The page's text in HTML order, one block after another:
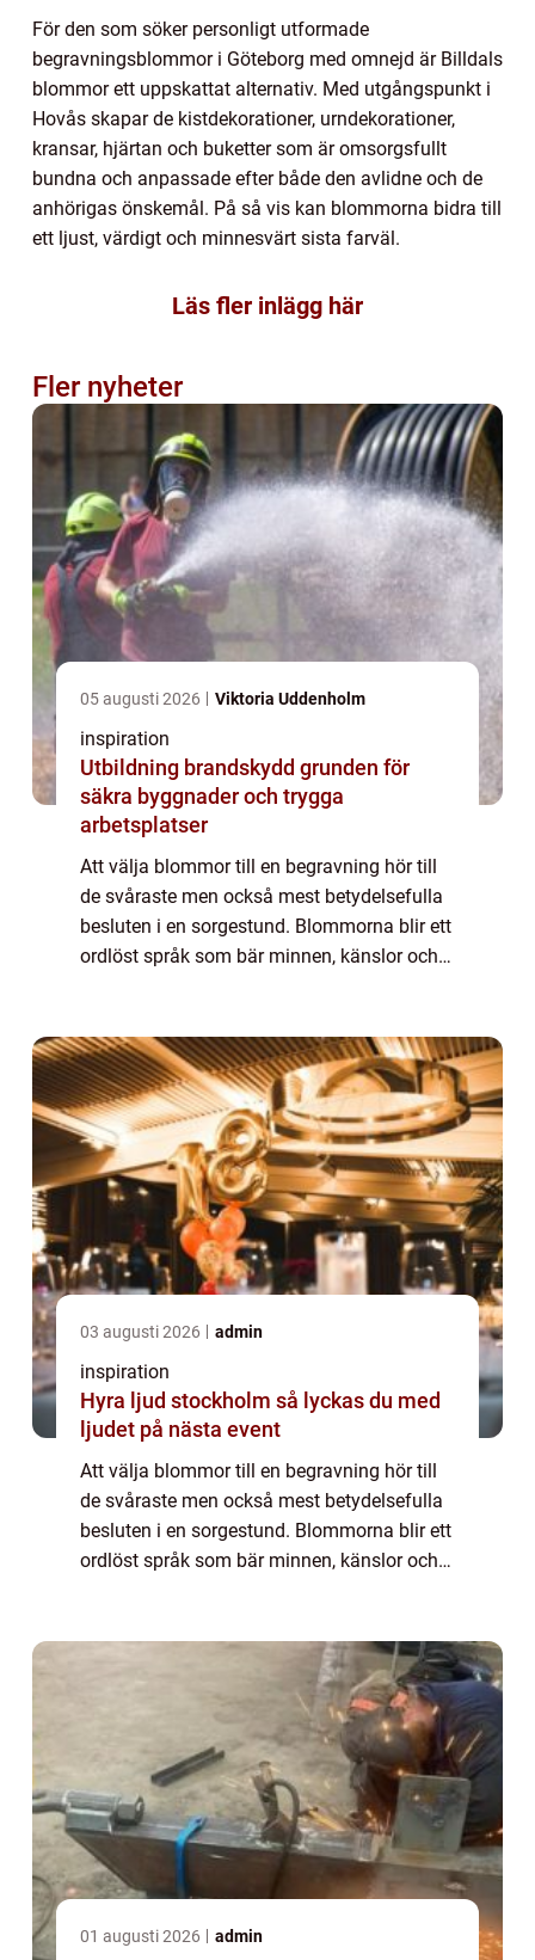
För den som söker personligt utformade
begravningsblommor i Göteborg med omnejd är Billdals
blommor ett uppskattat alternativ. Med utgångspunkt i
Hovås skapar de kistdekorationer, urndekorationer,
kransar, hjärtan och buketter som är omsorgsfullt
bundna och anpassade efter både den avlidne och de
anhörigas önskemål. På så vis kan blommorna bidra till
ett ljust, värdigt och minnesvärt sista farväl.
Läs fler inlägg här
Fler nyheter
05 augusti 2026 Viktoria Uddenholm
inspiration
Utbildning brandskydd grunden för
säkra byggnader och trygga
arbetsplatser
Att välja blommor till en begravning hör till
de svåraste men också mest betydelsefulla
besluten i en sorgestund. Blommorna blir ett
ordlöst språk som bär minnen, känslor och
03 augusti 2026 admin
inspiration
Hyra ljud stockholm så lyckas du med
ljudet på nästa event
Att välja blommor till en begravning hör till
de svåraste men också mest betydelsefulla
besluten i en sorgestund. Blommorna blir ett
ordlöst språk som bär minnen, känslor och
01 augusti 2026 admin